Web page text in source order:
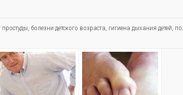
простуды, болезни детского возраста, гигиена дыхания детей,